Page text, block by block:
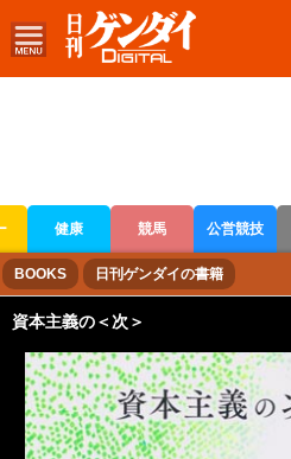
健康 競馬 公営競技
ボートレース 競輪 オートレース
BOOKS 日刊ゲンダイの書籍
資本主義の＜次＞